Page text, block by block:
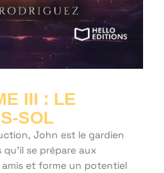
III : LE
SOL
John est le gardien
qu'il se prépare aux
amis et forme un potentiel